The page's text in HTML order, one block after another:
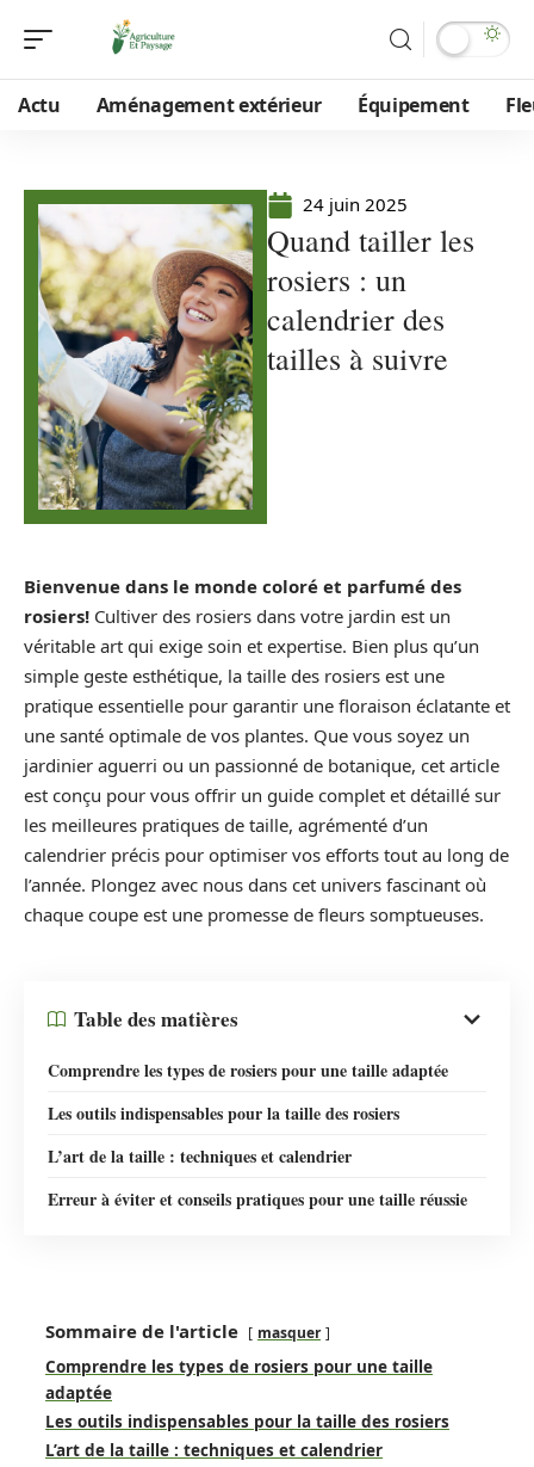
Actu Aménagement extérieur Équipement
24 juin 2025
Quand tailler les
rosiers : un
calendrier des
tailles à suivre
Bienvenue dans le monde coloré et parfumé des
rosiers! Cultiver des rosiers dans votre jardin est un
véritable art qui exige soin et expertise. Bien plus qu’un
simple geste esthétique, la taille des rosiers est une
pratique essentielle pour garantir une floraison éclatante et
une santé optimale de vos plantes. Que vous soyez un
jardinier aguerri ou un passionné de botanique, cet article
est conçu pour vous offrir un guide complet et détaillé sur
les meilleures pratiques de taille, agrémenté d’un
calendrier précis pour optimiser vos efforts tout au long de
l’année. Plongez avec nous dans cet univers fascinant où
chaque coupe est une promesse de fleurs somptueuses.
Table des matières
Comprendre les types de rosiers pour une taille adaptée
Les outils indispensables pour la taille des rosiers
L’art de la taille : techniques et calendrier
Erreur à éviter et conseils pratiques pour une taille réussie
Sommaire de l'article masquer
Comprendre les types de rosiers pour une taille
adaptée
Les outils indispensables pour la taille des rosiers
L’art de la taille : techniques et calendrier